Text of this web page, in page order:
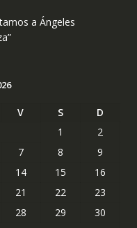
a Ángeles
V S
D
1
2
7 8
9
14 15
16
21 22
23
28 29
30